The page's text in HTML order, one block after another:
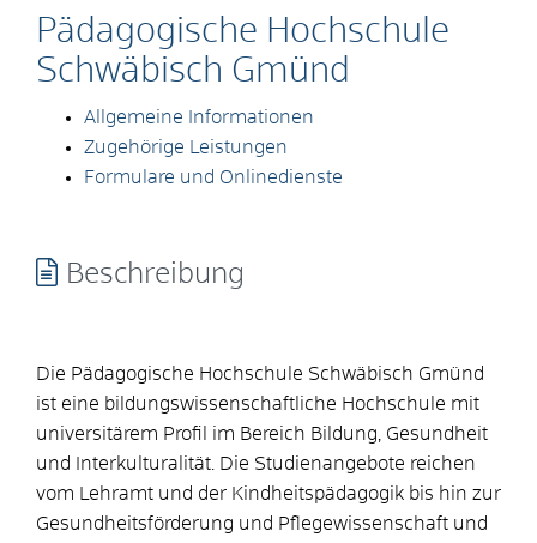
Pädagogische Hochschule
Schwäbisch Gmünd
Allgemeine Informationen
Zugehörige Leistungen
Formulare und Onlinedienste
Beschreibung
Die Pädagogische Hochschule Schwäbisch Gmünd
ist eine bildungswissenschaftliche Hochschule mit
universitärem Profil im Bereich Bildung, Gesundheit
und Interkulturalität. Die Studienangebote reichen
vom Lehramt und der Kindheitspädagogik bis hin zur
Gesundheitsförderung und Pflegewissenschaft und